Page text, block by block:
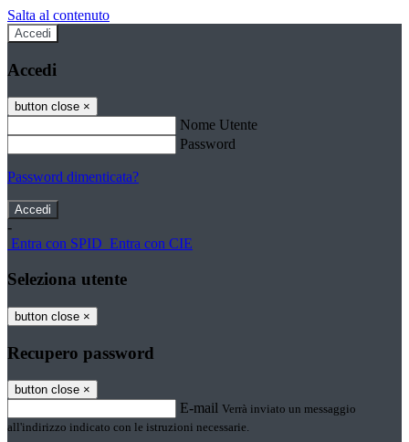
Salta al contenuto
Accedi
Accedi
button close ×
Nome Utente
Password
Password dimenticata?
-
Entra con SPID Entra con CIE
Seleziona utente
button close ×
Recupero password
button close ×
E-mail Verrà inviato un messaggio
all'indirizzo indicato con le istruzioni necessarie.